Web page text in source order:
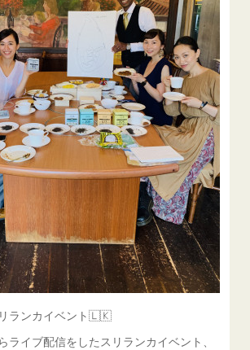
ランカイベント🇱🇰
ライブ配信をしたスリランカイベント、